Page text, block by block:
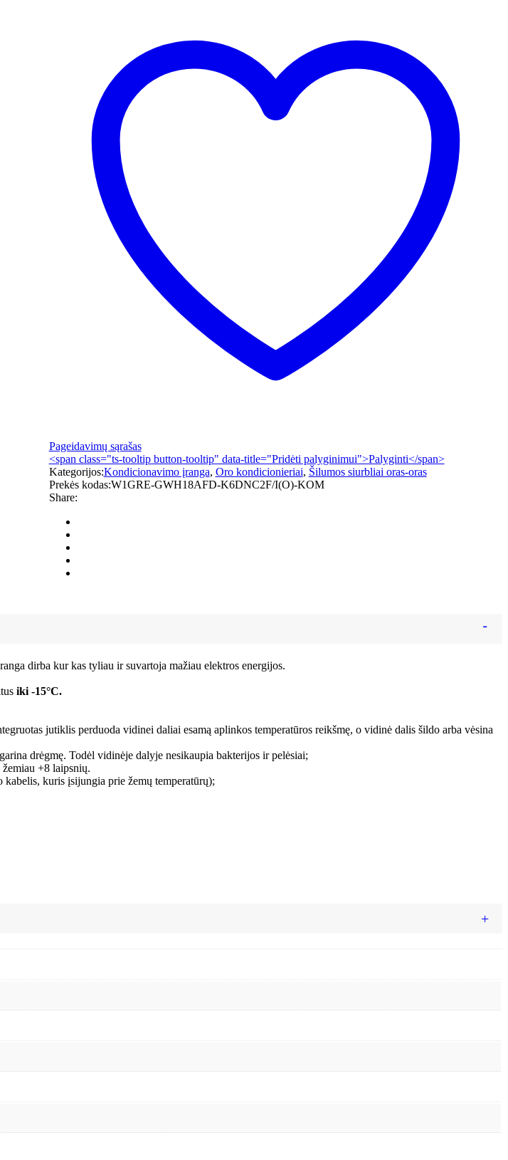
Pageidavimų sąrašas
<span class="ts-tooltip button-tooltip" data-title="Pridėti palyginimui">Palyginti</span>
Kategorijos:Kondicionavimo įranga, Oro kondicionieriai, Šilumos siurbliai oras-oras
Prekės kodas:W1GRE-GWH18AFD-K6DNC2F/I(O)-KOM
Share:
dirba kur kas tyliau ir suvartoja mažiau elektros energijos.
iki -15°C.
jutiklis perduoda vidinei daliai esamą aplinkos temperatūros reikšmę, o vidinė dalis šildo arba vėsina
drėgmę. Todėl vidinėje dalyje nesikaupia bakterijos ir pelėsiai;
+8 laipsnių.
kabelis, kuris įsijungia prie žemų temperatūrų);